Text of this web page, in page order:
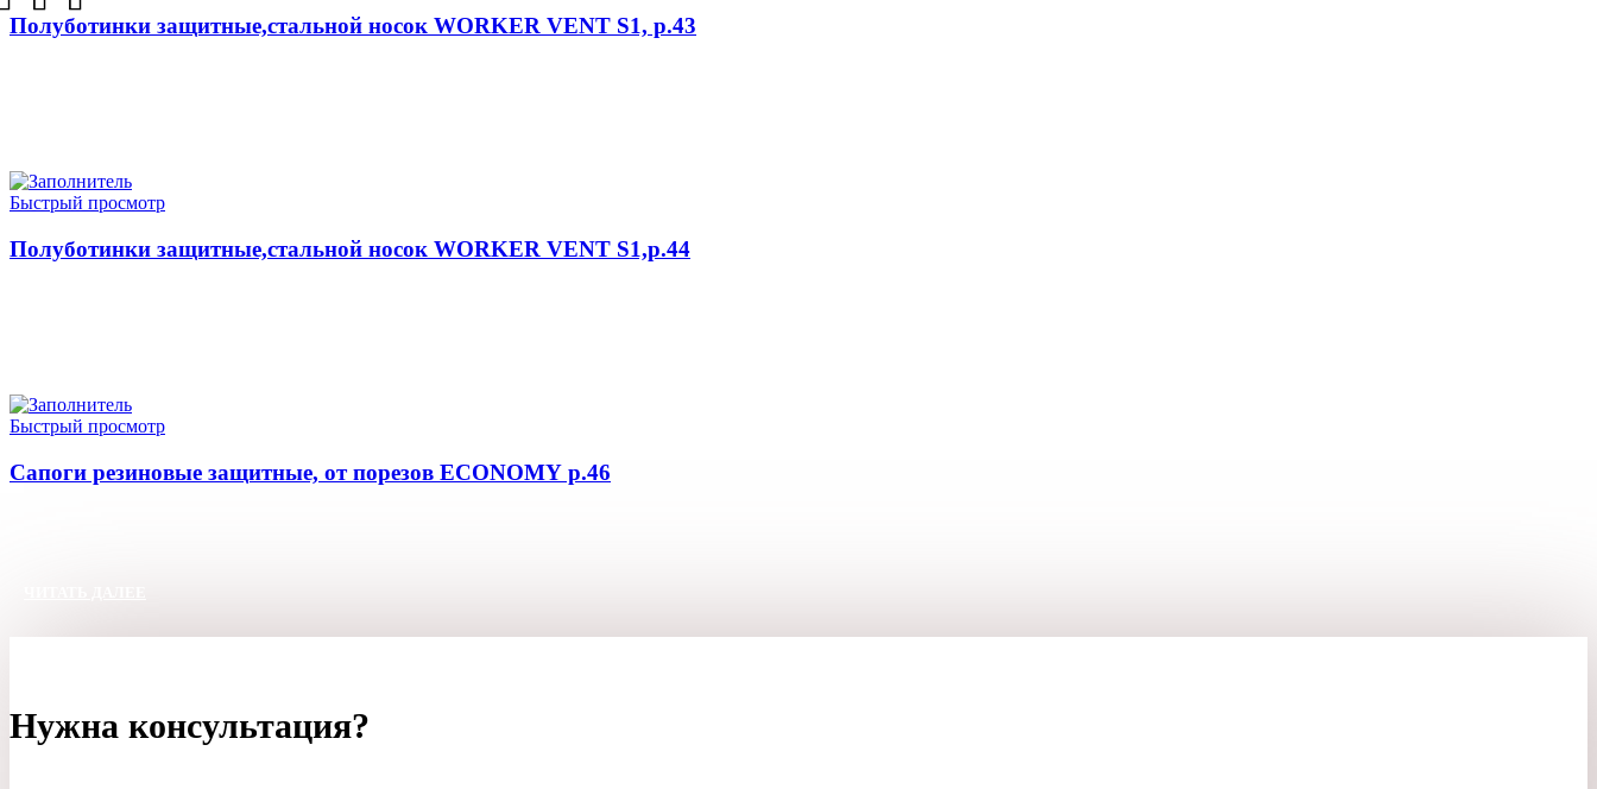
Полуботинки защитные,стальной носок WORKER VENT S1, р.43
Быстрый просмотр
Полуботинки защитные,стальной носок WORKER VENT S1,р.44
Быстрый просмотр
Сапоги резиновые защитные, от порезов ECONOMY р.46
Нужна консультация?